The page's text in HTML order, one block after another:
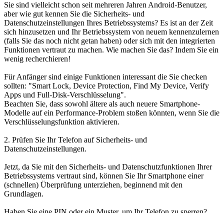
Sie sind vielleicht schon seit mehreren Jahren Android-Benutzer,
aber wie gut kennen Sie die Sicherheits- und
Datenschutzeinstellungen Ihres Betriebssystems? Es ist an der Zeit
sich hinzusetzen und Ihr Betriebssystem von neuem kennenzulernen
(falls Sie das noch nicht getan haben) oder sich mit den integrierten
Funktionen vertraut zu machen. Wie machen Sie das? Indem Sie ein
wenig recherchieren!
Für Anfänger sind einige Funktionen interessant die Sie checken
sollten: "Smart Lock, Device Protection, Find My Device, Verify
Apps und Full-Disk-Verschlüsselung".
Beachten Sie, dass sowohl ältere als auch neuere Smartphone-
Modelle auf ein Performance-Problem stoßen könnten, wenn Sie die
Verschlüsselungsfunktion aktivieren.
2. Prüfen Sie Ihr Telefon auf Sicherheits- und
Datenschutzeinstellungen.
Jetzt, da Sie mit den Sicherheits- und Datenschutzfunktionen Ihrer
Betriebssystems vertraut sind, können Sie Ihr Smartphone einer
(schnellen) Überprüfung unterziehen, beginnend mit den
Grundlagen.